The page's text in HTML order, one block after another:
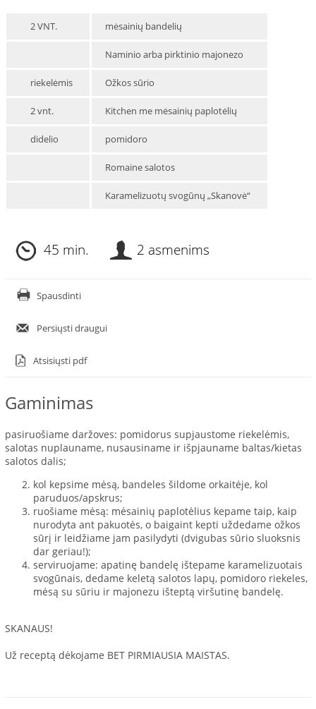
2 VNT. mėsainių bandelių
Naminio arba pirktinio majonezo
riekelėmis Ožkos sūrio
2 vnt. Kitchen me mėsainių paplotėlių
didelio pomidoro
Romaine salotos
Karamelizuotų svogūnų „Skanovė“
45 min. 2 asmenims
Spausdinti
Persiųsti draugui
Atsisiųsti pdf
Gaminimas
pasiruošiame daržoves: pomidorus supjaustome riekelėmis,
salotas nuplauname, nusausiname ir išpjauname baltas/kietas
salotos dalis;
kol kepsime mėsą, bandeles šildome orkaitėje, kol
paruduos/apskrus;
ruošiame mėsą: mėsainių paplotėlius kepame taip, kaip
nurodyta ant pakuotės, o baigaint kepti uždedame ožkos
sūrį ir leidžiame jam pasilydyti (dvigubas sūrio sluoksnis
dar geriau!);
serviruojame: apatinę bandelę ištepame karamelizuotais
svogūnais, dedame keletą salotos lapų, pomidoro riekeles,
mėsą su sūriu ir majonezu išteptą viršutinę bandelę.
SKANAUS!
Už receptą dėkojame BET PIRMIAUSIA MAISTAS.